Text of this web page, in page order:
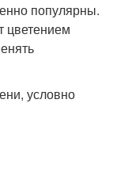
популярны.
цветением
условно